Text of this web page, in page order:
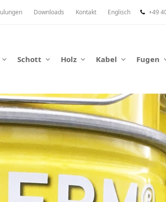
Downloads Kontakt Englisch +49
Schott Holz Kabel Fugen